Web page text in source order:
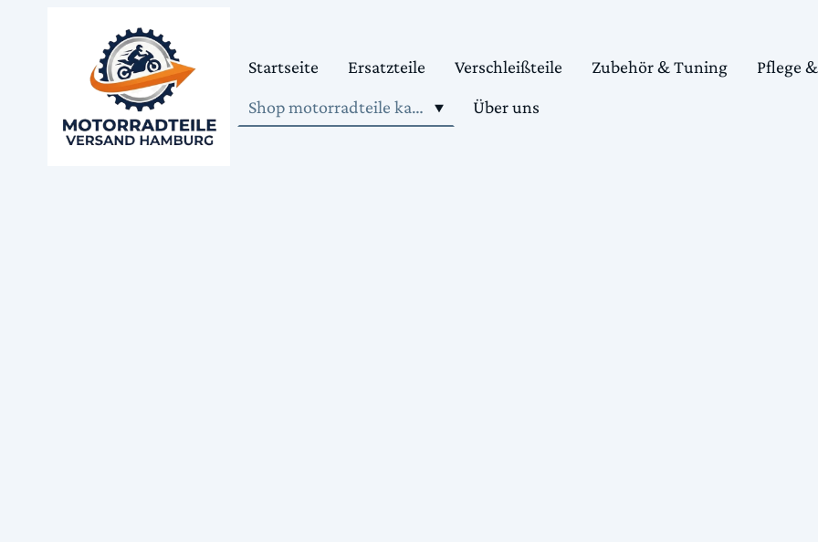
Startseite Ersatzteile Verschleißteile Zubehör & Tuning
Pflege
Shop motorradteile kaufen
Über uns